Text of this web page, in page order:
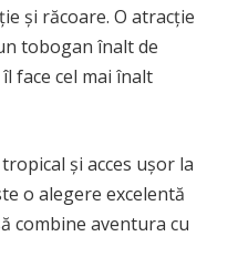
și răcoare. O atracție
tobogan înalt de
face cel mai înalt
și acces ușor la
o alegere excelentă
combine aventura cu